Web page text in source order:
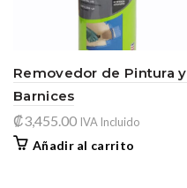
Removedor de Pintura y
Barnices
₡3,455.00 IVA Incluido
Añadir al carrito